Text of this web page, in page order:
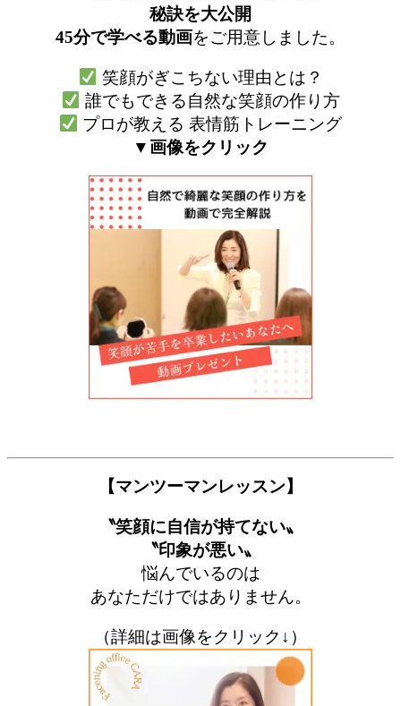
秘訣を大公開
45分で学べる動画をご用意しました。
笑顔がぎこちない理由とは？
誰でもできる自然な笑顔の作り方
プロが教える 表情筋トレーニング
▼画像をクリック
【マンツーマンレッスン】
〝笑顔に自信が持てない〟
〝印象が悪い〟
悩んでいるのは
あなただけではありません。
（詳細は画像をクリック↓）